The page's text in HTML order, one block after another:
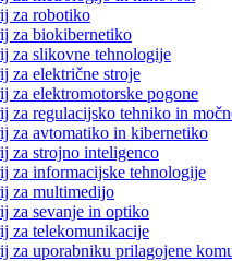
za robotiko
za biokibernetiko
za slikovne tehnologije
za električne stroje
za elektromotorske pogone
za regulacijsko tehniko in
za avtomatiko in kibernetiko
za strojno inteligenco
za informacijske tehnologije
za multimedijo
za sevanje in optiko
za telekomunikacije
za uporabniku prilagojene